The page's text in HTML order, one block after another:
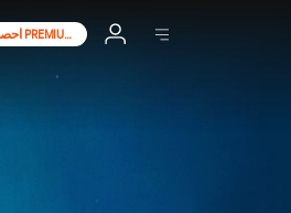
احصل على PREMIUM+